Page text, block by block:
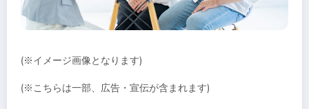
(※イメージ画像となります)
(※こちらは一部、広告・宣伝が含まれます)